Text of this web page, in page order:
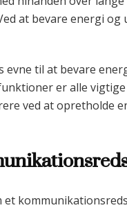
at bevare energi
til at bevare
er alle
ved at opretholde